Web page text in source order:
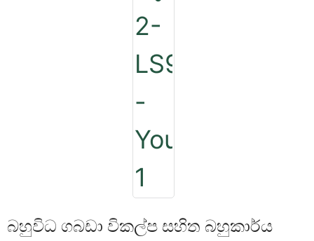
බහුවිධ ගබඩා විකල්ප සහිත බහුකාර්ය